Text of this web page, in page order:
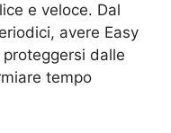
e veloce. Dal
avere Easy
dalle
tempo